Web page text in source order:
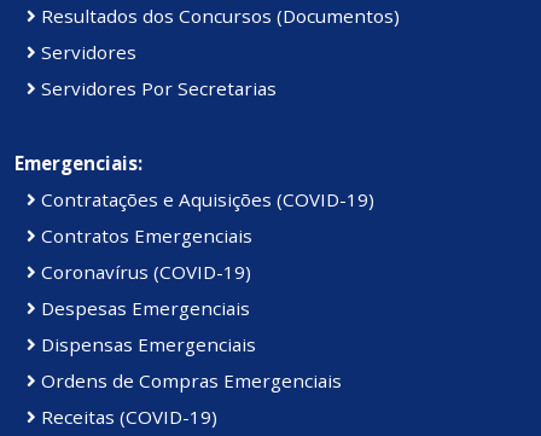
Resultados dos Concursos (Documentos)
Servidores
Servidores Por Secretarias
Emergenciais:
Contratações e Aquisições (COVID-19)
Contratos Emergenciais
Coronavírus (COVID-19)
Despesas Emergenciais
Dispensas Emergenciais
Ordens de Compras Emergenciais
Receitas (COVID-19)